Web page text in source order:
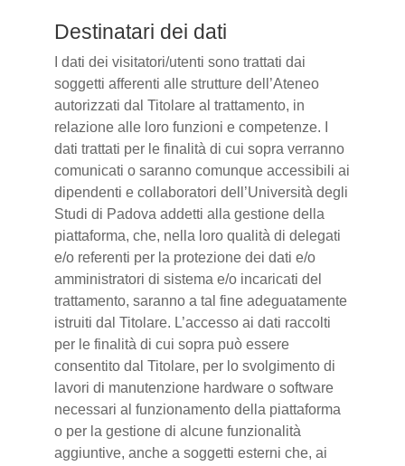
Destinatari dei dati
I dati dei visitatori/utenti sono trattati dai
soggetti afferenti alle strutture dell’Ateneo
autorizzati dal Titolare al trattamento, in
relazione alle loro funzioni e competenze. I
dati trattati per le finalità di cui sopra verranno
comunicati o saranno comunque accessibili ai
dipendenti e collaboratori dell’Università degli
Studi di Padova addetti alla gestione della
piattaforma, che, nella loro qualità di delegati
e/o referenti per la protezione dei dati e/o
amministratori di sistema e/o incaricati del
trattamento, saranno a tal fine adeguatamente
istruiti dal Titolare. L’accesso ai dati raccolti
per le finalità di cui sopra può essere
consentito dal Titolare, per lo svolgimento di
lavori di manutenzione hardware o software
necessari al funzionamento della piattaforma
o per la gestione di alcune funzionalità
aggiuntive, anche a soggetti esterni che, ai